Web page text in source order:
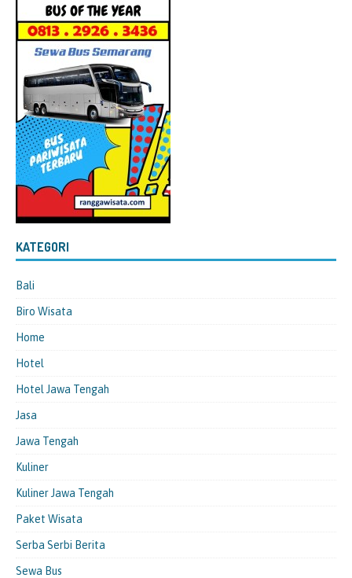
KATEGORI
Bali
Biro Wisata
Home
Hotel
Hotel Jawa Tengah
Jasa
Jawa Tengah
Kuliner
Kuliner Jawa Tengah
Paket Wisata
Serba Serbi Berita
Sewa Bus